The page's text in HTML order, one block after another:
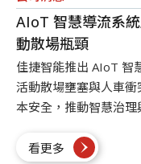
AIoT 智慧導流系
動散場瓶頸
佳捷智能推出 AIoT 智
活動散場壅塞與人車
本安全，推動智慧治理
看更多